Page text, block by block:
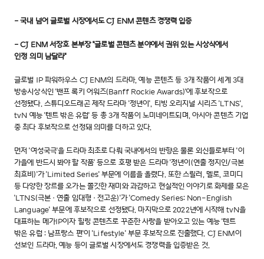
- 국내 넘어 글로벌 시장에서도 CJ ENM 콘텐츠 경쟁력 입증
- CJ ENM 서장호 본부장 "글로벌 콘텐츠 분야에서 권위 있는 시상식에서
인정 의미 남달라"
글로벌 IP 파워하우스 CJ ENM의 드라마, 예능 콘텐츠 등 3개 작품이 세계 3대
방송시상식인 '밴프 록키 어워즈(Banff Rockie Awards)'에 후보작으로
선정됐다. 스튜디오드래곤 제작 드라마 '정년이', 티빙 오리지널 시리즈 'LTNS',
tvN 예능 '텐트 밖은 유럽' 등 총 3개 작품이 노미네이트되며, 아시아 콘텐츠 기업
중 최다 후보작으로 선정돼 의미를 더하고 있다.
먼저 '여성국극'을 드라마 최초로 다뤄 국내에서의 반향은 물론 외신들로부터 '이
가을에 반드시 봐야 할 작품' 등으로 호평 받은 드라마 '정년이(연출 정지인/극본
최효비)'가 'Limited Series' 부문에 이름을 올렸다. 또한 스릴러, 멜로, 코미디
등 다양한 장르를 오가는 쫄깃한 재미와 과감하고 현실적인 이야기로 화제를 모은
'LTNS(극본·연출 임대형·전고운)'가 'Comedy Series: Non-English
Language' 부문에 후보작으로 선정됐다. 마지막으로 2022년에 시작해 tvN을
대표하는 메가IP이자 힐링 콘텐츠로 꾸준한 사랑을 받아오고 있는 예능 '텐트
밖은 유럽 : 남프랑스 편'이 'Lifestyle' 부문 후보작으로 진출했다. CJ ENM이
선보인 드라마, 예능 등이 글로벌 시장에서도 경쟁력을 입증받은 것.